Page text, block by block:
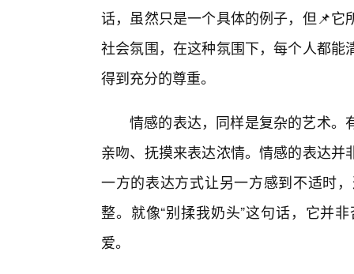
话，虽然只是一个具体的例子，但📌
社会氛围，在这种氛围下，每个人都
得到充分的尊重。
情感的表达，同样是复杂的艺术。
亲吻、抚摸来表达浓情。情感的表达
一方的表达方式让另一方感到不适时
整。就像“别揉我奶头”这句话，它并
爱。